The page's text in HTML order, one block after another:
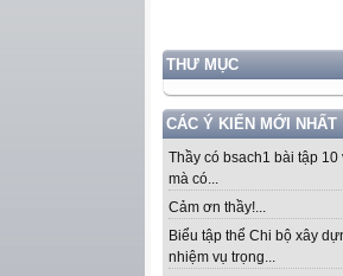
THƯ MỤC
CÁC Ý KIẾN MỚI NHẤT
Thầy có bsach1 bài tập 10
mà có...
Cảm ơn thầy!...
Biểu tập thể Chi bộ xây
nhiệm vụ trọng...